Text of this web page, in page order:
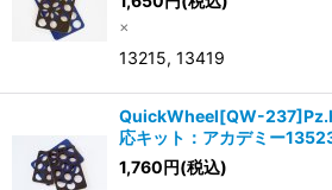
×
13215, 13419
QuickWheel[QW-
応キット：アカデミー13523
1,760円(税込)